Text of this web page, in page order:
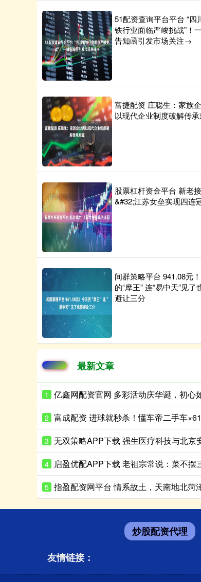
51配资查询平台平台 “四
铁行业面临严峻挑战”！
告知函引发市场关注→
富捷配资 庄聪生：家族
以现代企业制度破解传
股票杠杆资金平台 新老
&#32;江苏女垒实现四连
间群策略平台 941.08元
的“摩王” 连“易中天”见了
避让三分
最新文章
1
2
3
4
5
炒股配资代理
友情链接：